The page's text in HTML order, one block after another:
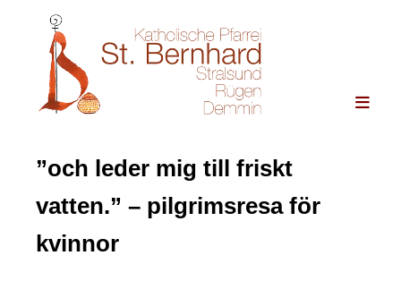
”och leder mig till friskt
vatten.” – pilgrimsresa för
kvinnor